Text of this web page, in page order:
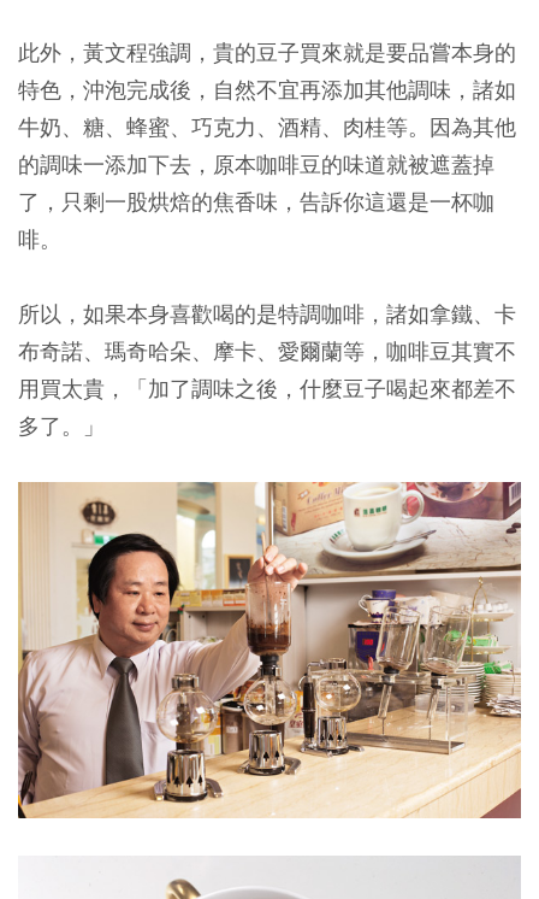
此外，黃文程強調，貴的豆子買來就是要品嘗本身的
特色，沖泡完成後，自然不宜再添加其他調味，諸如
牛奶、糖、蜂蜜、巧克力、酒精、肉桂等。因為其他
的調味一添加下去，原本咖啡豆的味道就被遮蓋掉
了，只剩一股烘焙的焦香味，告訴你這還是一杯咖
啡。
所以，如果本身喜歡喝的是特調咖啡，諸如拿鐵、卡
布奇諾、瑪奇哈朵、摩卡、愛爾蘭等，咖啡豆其實不
用買太貴，「加了調味之後，什麼豆子喝起來都差不
多了。」